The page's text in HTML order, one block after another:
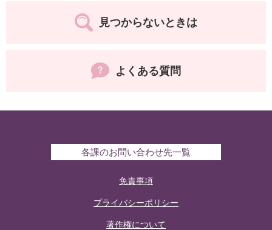
見つからないときは
よくある質問
各課のお問い合わせ先一覧
免責事項
プライバシーポリシー
著作権について